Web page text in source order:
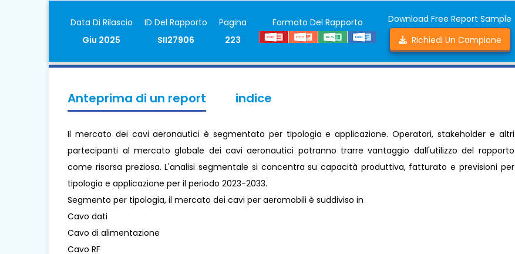
Data Di Rilascio
Giu 2025
ID Del Rapporto
SII27906
Pagina
223
Formato Del Rapporto
Download Free Report Sample
Richiedi Un Campione
Anteprima di un report indice
Il mercato dei cavi aeronautici è segmentato per tipologia e applicazione. Operatori, stakeholder e altri
partecipanti al mercato globale dei cavi aeronautici potranno trarre vantaggio dall'utilizzo del rapporto
come risorsa preziosa. L'analisi segmentale si concentra su capacità produttiva, fatturato e previsioni per
tipologia e applicazione per il periodo 2023-2033.
Segmento per tipologia, il mercato dei cavi per aeromobili è suddiviso in
Cavo dati
Cavo di alimentazione
Cavo RF